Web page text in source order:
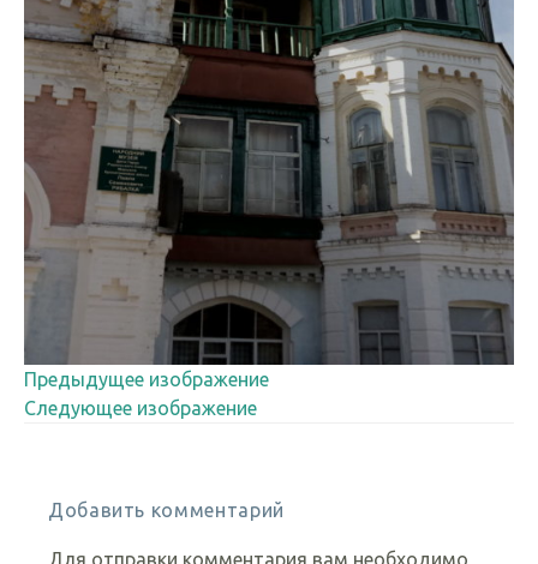
Предыдущее изображение
Следующее изображение
Добавить комментарий
Для отправки комментария вам необходимо